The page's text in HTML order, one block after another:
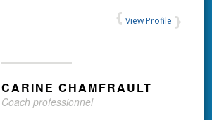
View Profile
CARINE CHAMFRAULT
Coach professionnel